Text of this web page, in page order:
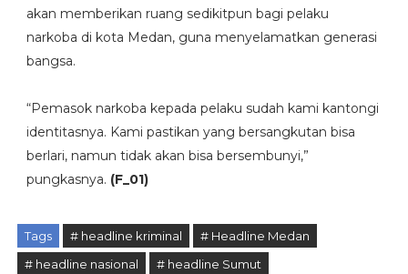
akan memberikan ruang sedikitpun bagi pelaku
narkoba di kota Medan, guna menyelamatkan generasi
bangsa.
“Pemasok narkoba kepada pelaku sudah kami kantongi
identitasnya. Kami pastikan yang bersangkutan bisa
berlari, namun tidak akan bisa bersembunyi,”
pungkasnya. (F_01)
Tags # headline kriminal
# Headline Medan
# headline nasional
# headline Sumut